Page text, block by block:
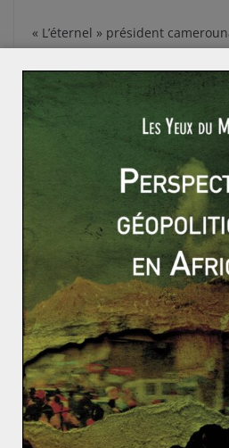
« L’éternel » président
des voix en 2018. Faisant face à
accrue et à une insurrection de
l’homme fort de Yaoundé a
pouvoir en vue d’endiguer ces
son pays. L’afflux de réfugiés
parmi les causes qui ont poussé
camerounais à jouer la carte de
institutionnelle.
Quant à Yoweri Museveni, il
de fer. Le dirigeant ougandais
après un coup d’état contre
« bon élève » par la FMI, il se
pays au fil des années.Réélu en
objectif d’éradiquer le groupe
dernier perpètre des massacres
l’Ouest de son pays, au niveau